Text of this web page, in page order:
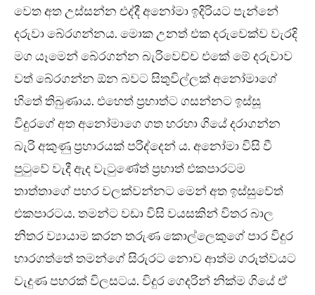
වෙත අත උස්සන්න එද්දී අනෝමා ඉදිරියට පැන්නේ
දරුවා බේරගන්නය. මොක උනත් එක දරුවෙක්ව වැරදි
මග යෑමෙන් බේරගන්න බැරිවෙච්ච එකේ මේ දරුවාව
වත් බේරගන්න ඕන බවට සිතුවිල්ලක් අනෝමාගේ
හිතේ තිබුණාය. එහෙත් ප්‍රභාත්ට ගසන්නට ඉස්සූ
විදුරගේ අත අනෝමාගෙ ගත හරහා ගියේ දරාගන්න
බැරි අකුණු ප්‍රහාරයක් පරිද්දෙන් ය. අනෝමා විසි වී
පුටුවේ වැදී ඇද වැටුණේත් ප්‍රභාත් එකපාරටම
තාත්තාගේ පහර වලක්වන්නට මෙන් අත ඉස්සුවේත්
එකපාරටය. තමන්ට වඩා විසි වයසකින් විතර බාල
නිතර ව්‍යායාම කරන තරුණ කොල්ලෙකුගේ පාර විදුර
භාරගත්තේ තමන්ගේ සිරුරට නොව ආත්ම ගරුත්වයට
වැදුණ පහරක් විලසටය. විදුර ගෙදරින් නික්ම ගියේ ඒ